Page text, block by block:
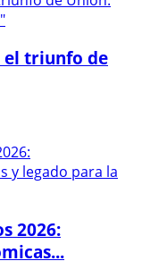
el triunfo de
2026: